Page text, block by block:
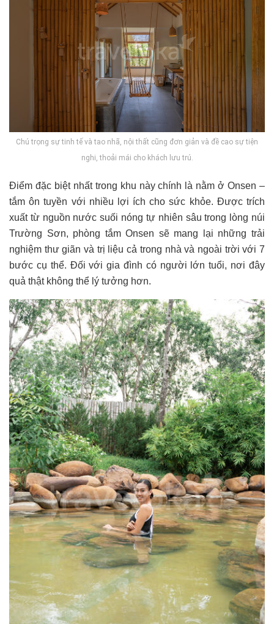
Chú trọng sự tinh tế và tao nhã, nội thất cũng đơn giản và đề cao sự tiện
nghi, thoải mái cho khách lưu trú.
Điểm đặc biệt nhất trong khu này chính là nằm ở Onsen –
tắm ôn tuyền với nhiều lợi ích cho sức khỏe. Được trích
xuất từ nguồn nước suối nóng tự nhiên sâu trong lòng núi
Trường Sơn, phòng tắm Onsen sẽ mang lại những trải
nghiệm thư giãn và trị liệu cả trong nhà và ngoài trời với 7
bước cụ thể. Đối với gia đình có người lớn tuổi, nơi đây
quả thật không thể lý tưởng hơn.